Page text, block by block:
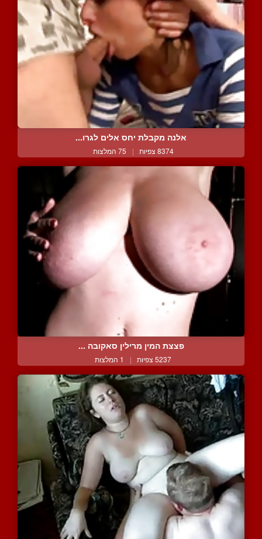
אלנה מקבלת יחס אלים לגרו...
8374 צפיות | 75 המלצות
פצצת המין מרילין סאקובה ...
5237 צפיות | 1 המלצות